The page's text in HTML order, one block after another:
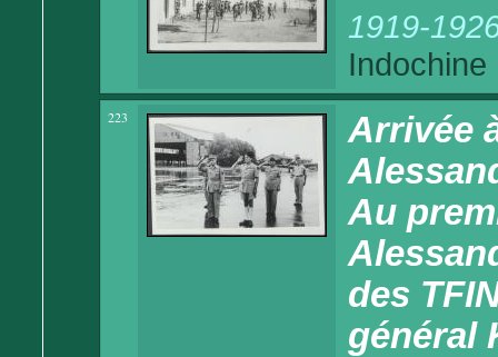
1919-
Indochine
223
Arrivée
Au
des
général